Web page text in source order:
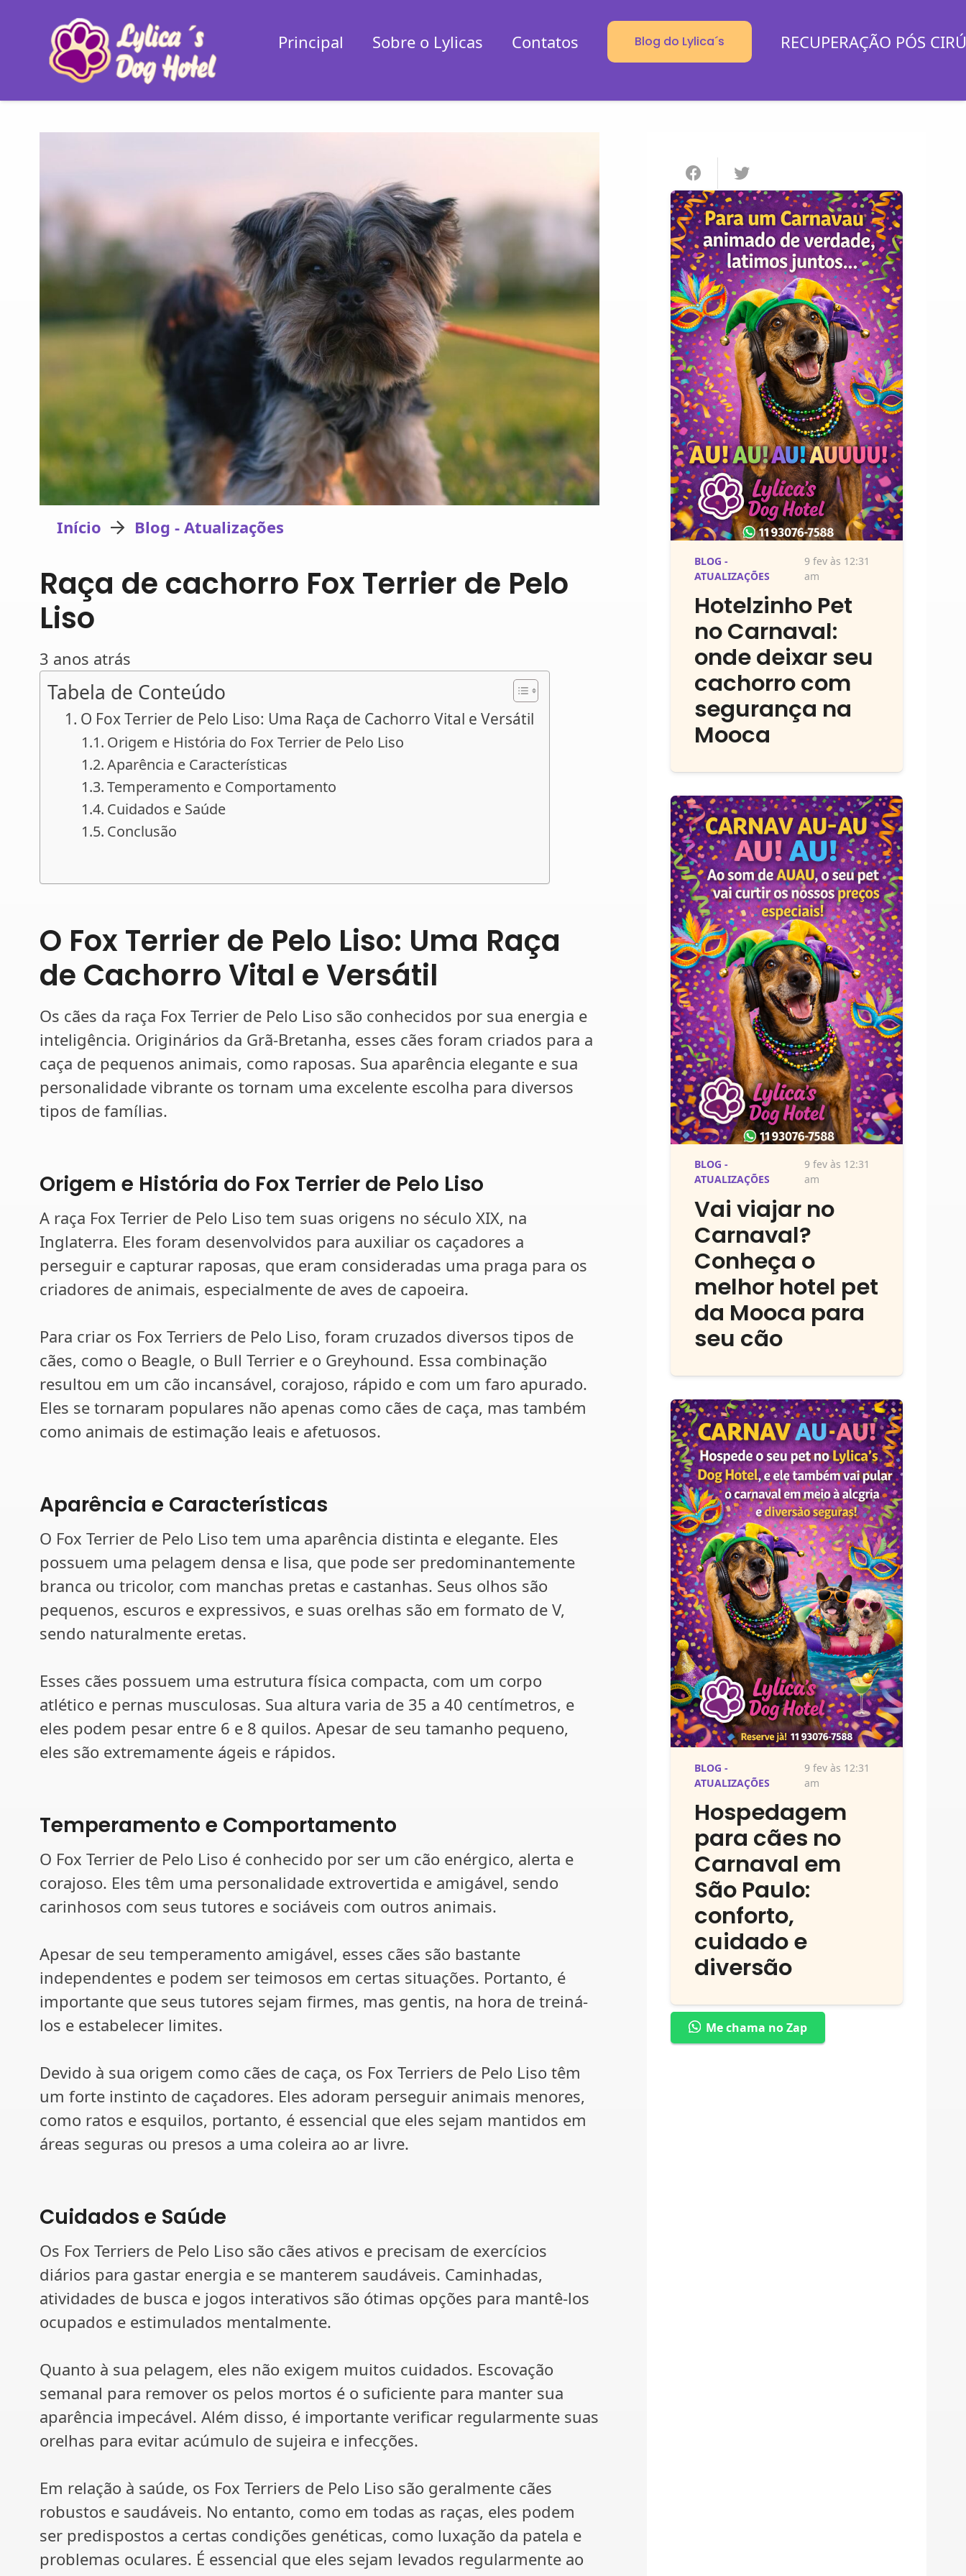
Principal Sobre o Lylicas Contatos Blog do Lylica´s RECUPERAÇÃO PÓS
Início Blog - Atualizações
Raça de cachorro Fox Terrier de Pelo
Liso
3 anos atrás
Tabela de Conteúdo
O Fox Terrier de Pelo Liso: Uma Raça de Cachorro Vital e Versátil
Origem e História do Fox Terrier de Pelo Liso
Aparência e Características
Temperamento e Comportamento
Cuidados e Saúde
Conclusão
O Fox Terrier de Pelo Liso: Uma Raça
de Cachorro Vital e Versátil
Os cães da raça Fox Terrier de Pelo Liso são conhecidos por sua energia e
inteligência. Originários da Grã-Bretanha, esses cães foram criados para a
caça de pequenos animais, como raposas. Sua aparência elegante e sua
personalidade vibrante os tornam uma excelente escolha para diversos
tipos de famílias.
Origem e História do Fox Terrier de Pelo Liso
A raça Fox Terrier de Pelo Liso tem suas origens no século XIX, na
Inglaterra. Eles foram desenvolvidos para auxiliar os caçadores a
perseguir e capturar raposas, que eram consideradas uma praga para os
criadores de animais, especialmente de aves de capoeira.
Para criar os Fox Terriers de Pelo Liso, foram cruzados diversos tipos de
cães, como o Beagle, o Bull Terrier e o Greyhound. Essa combinação
resultou em um cão incansável, corajoso, rápido e com um faro apurado.
Eles se tornaram populares não apenas como cães de caça, mas também
como animais de estimação leais e afetuosos.
Aparência e Características
O Fox Terrier de Pelo Liso tem uma aparência distinta e elegante. Eles
possuem uma pelagem densa e lisa, que pode ser predominantemente
branca ou tricolor, com manchas pretas e castanhas. Seus olhos são
pequenos, escuros e expressivos, e suas orelhas são em formato de V,
sendo naturalmente eretas.
Esses cães possuem uma estrutura física compacta, com um corpo
atlético e pernas musculosas. Sua altura varia de 35 a 40 centímetros, e
eles podem pesar entre 6 e 8 quilos. Apesar de seu tamanho pequeno,
eles são extremamente ágeis e rápidos.
Temperamento e Comportamento
O Fox Terrier de Pelo Liso é conhecido por ser um cão enérgico, alerta e
corajoso. Eles têm uma personalidade extrovertida e amigável, sendo
carinhosos com seus tutores e sociáveis com outros animais.
Apesar de seu temperamento amigável, esses cães são bastante
independentes e podem ser teimosos em certas situações. Portanto, é
importante que seus tutores sejam firmes, mas gentis, na hora de treiná-
los e estabelecer limites.
Devido à sua origem como cães de caça, os Fox Terriers de Pelo Liso têm
um forte instinto de caçadores. Eles adoram perseguir animais menores,
como ratos e esquilos, portanto, é essencial que eles sejam mantidos em
áreas seguras ou presos a uma coleira ao ar livre.
Cuidados e Saúde
Os Fox Terriers de Pelo Liso são cães ativos e precisam de exercícios
diários para gastar energia e se manterem saudáveis. Caminhadas,
atividades de busca e jogos interativos são ótimas opções para mantê-los
ocupados e estimulados mentalmente.
Quanto à sua pelagem, eles não exigem muitos cuidados. Escovação
semanal para remover os pelos mortos é o suficiente para manter sua
aparência impecável. Além disso, é importante verificar regularmente suas
orelhas para evitar acúmulo de sujeira e infecções.
Em relação à saúde, os Fox Terriers de Pelo Liso são geralmente cães
robustos e saudáveis. No entanto, como em todas as raças, eles podem
ser predispostos a certas condições genéticas, como luxação da patela e
problemas oculares. É essencial que eles sejam levados regularmente ao
BLOG -
ATUALIZAÇÕES
9 fev às 12:31
am
Hotelzinho Pet
no Carnaval:
onde deixar seu
cachorro com
segurança na
Mooca
BLOG -
ATUALIZAÇÕES
9 fev às 12:31
am
Vai viajar no
Carnaval?
Conheça o
melhor hotel pet
da Mooca para
seu cão
BLOG -
ATUALIZAÇÕES
9 fev às 12:31
am
Hospedagem
para cães no
Carnaval em
São Paulo:
conforto,
cuidado e
diversão
Me chama no Zap